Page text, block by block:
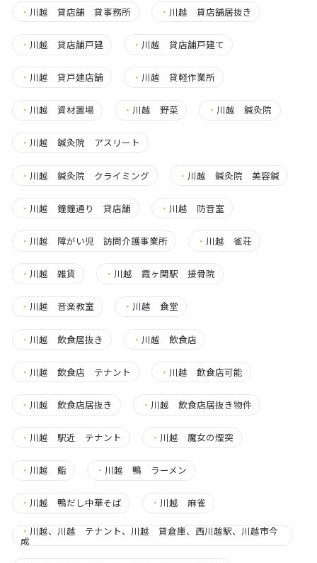
・ 川越 貸店舗 貸事務所 ・ 川越 貸店舗居抜き
・ 川越 貸店舗戸建 ・ 川越 貸店舗戸建て
・ 川越 貸戸建店舗 ・ 川越 貸軽作業所
・ 川越 資材置場 ・ 川越 野菜 ・ 川越 鍼灸院
・ 川越 鍼灸院 アスリート
・ 川越 鍼灸院 クライミング ・ 川越 鍼灸院 美容鍼
・ 川越 鐘鐘通り 貸店舗 ・ 川越 防音室
・ 川越 障がい児 訪問介護事業所 ・ 川越 雀荘
・ 川越 雑貨 ・ 川越 霞ヶ関駅 接骨院
・ 川越 音楽教室 ・ 川越 食堂
・ 川越 飲食居抜き ・ 川越 飲食店
・ 川越 飲食店 テナント ・ 川越 飲食店可能
・ 川越 飲食店居抜き ・ 川越 飲食店居抜き物件
・ 川越 駅近 テナント ・ 川越 魔女の煙突
・ 川越 鮨 ・ 川越 鴨 ラーメン
・ 川越 鴨だし中華そば ・ 川越 麻雀
・ 川越、川越 テナント、川越 貸倉庫、西川越駅、川越市今
成